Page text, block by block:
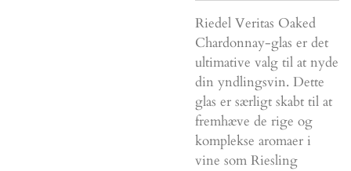
Riedel Veritas Oaked
Chardonnay-glas er det
ultimative valg til at nyde
din yndlingsvin. Dette
glas er særligt skabt til at
fremhæve de rige og
komplekse aromaer i
vine som Riesling